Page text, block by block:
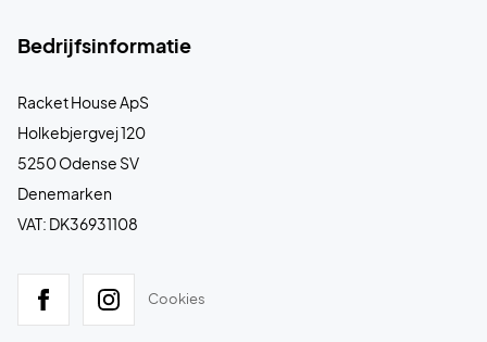
Bedrijfsinformatie
Racket House ApS
Holkebjergvej 120
5250 Odense SV
Denemarken
VAT: DK36931108
Cookies